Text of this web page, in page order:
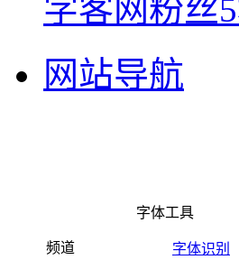
字客网粉丝
网站导航
频道
字体工具
字体识别